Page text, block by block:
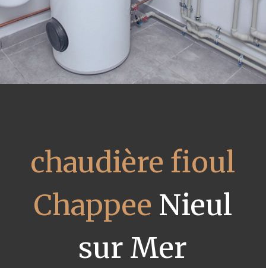
chaudière fioul
Chappee Nieul
sur Mer